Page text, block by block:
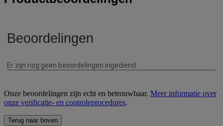
Onze beoordelingen zijn echt en betrouwbaar. Meer informatie over
onze verificatie- en controleprocedures.
Terug naar boven